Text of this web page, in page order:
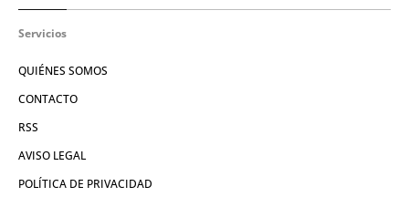
Servicios
QUIÉNES SOMOS
CONTACTO
RSS
AVISO LEGAL
POLÍTICA DE PRIVACIDAD